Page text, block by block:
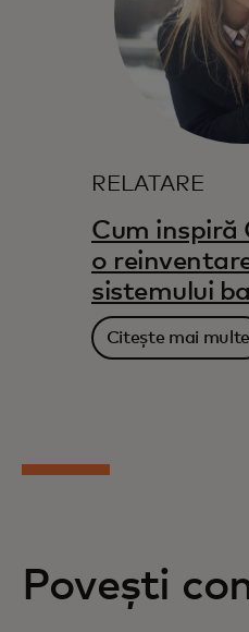
RELATARE
Cum inspiră
o
sistemului
Citește mai multe
Povești